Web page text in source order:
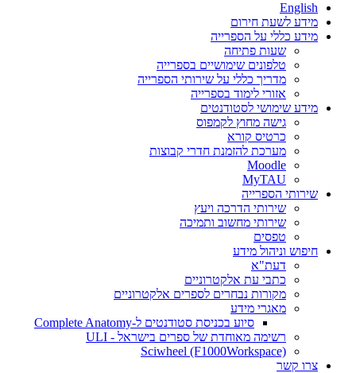
English
מידע לשעת חירום
מידע כללי על הספרייה
שעות פתיחה
טלפונים שימושיים בספרייה
מדריך כללי על שירותי הספרייה
אזורי לימוד בספרייה
מידע שימושי לסטודנטים
גישה מחוץ לקמפוס
כרטיס קורא
מערכת להזמנת חדרי קבוצות
Moodle
MyTAU
שירותי הספרייה
שירותי הדרכה ויעץ
שירותי מחשוב ותמיכה
טפסים
חיפוש וניהול מידע
דעת"א
כתבי עת אלקטרוניים
מקורות נבחרים לספרים אלקטרוניים
מאגרי מידע
סיוע בכניסת סטודנטים ל-Complete Anatomy
רשימה מאוחדת של ספרים בישראל - ULI
Sciwheel (F1000Workspace)
צרו קשר